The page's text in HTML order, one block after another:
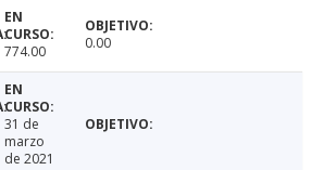
774.00 0.00
31 de
marzo
de 2021